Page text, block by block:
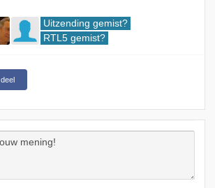
Uitzending gemist?
RTL5 gemist?
deel